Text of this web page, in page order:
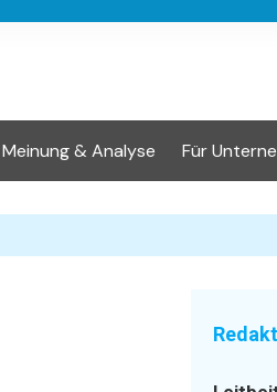
Meinung & Analyse Für